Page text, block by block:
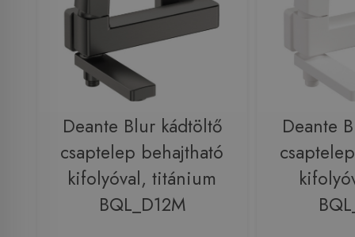
Deante Blur kádtöltő
csaptelep behajtható
kifolyóval, titánium
BQL_D12M
Deante